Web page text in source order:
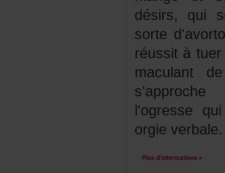
orgieverbale.
Plusd'informations»